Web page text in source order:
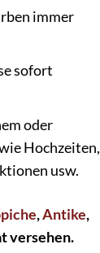
immer
sofort
oder
Hochzeiten,
usw.
,Antike,
versehen.